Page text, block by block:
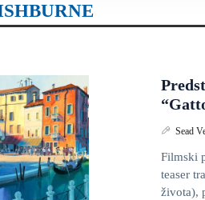
Sead
Filmski
teaser
života),